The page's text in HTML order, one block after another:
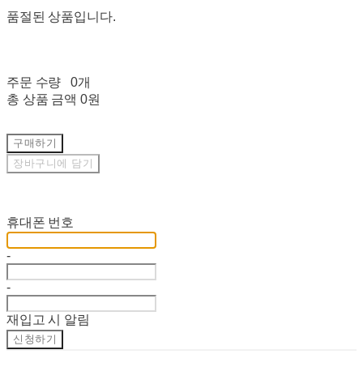
품절된 상품입니다.
주문 수량
0개
총 상품 금액 0원
구매하기
장바구니에 담기
휴대폰 번호
-
-
재입고 시 알림
신청하기